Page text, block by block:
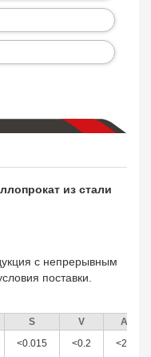
из стали
с непрерывным
поставки.
S V
Al
<0.015 <0.2 <2.0